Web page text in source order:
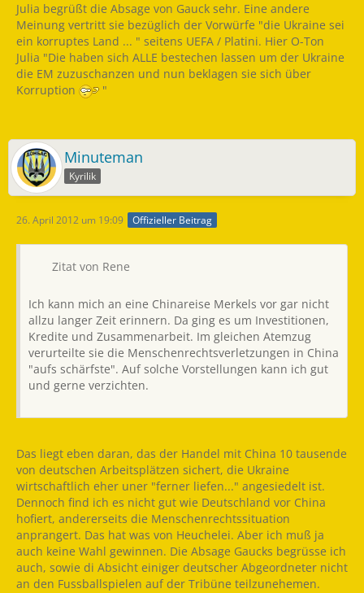
Julia begrüßt die Absage von Gauck sehr. Eine andere
Meinung vertritt sie bezüglich der Vorwürfe "die Ukraine sei
ein korruptes Land ... " seitens UEFA / Platini. Hier O-Ton
Julia "Die haben sich ALLE bestechen lassen um der Ukraine
die EM zuzuschanzen und nun beklagen sie sich über
Korruption
"
Minuteman
Kyrilik
26. April 2012 um 19:09 Offizieller Beitrag
Zitat von Rene
Ich kann mich an eine Chinareise Merkels vor gar nicht
allzu langer Zeit erinnern. Da ging es um Investitionen,
Kredite und Zusammenarbeit. Im gleichen Atemzug
verurteilte sie die Menschenrechtsverletzungen in China
"aufs schärfste". Auf solche Vorstellungen kann ich gut
und gerne verzichten.
Das liegt eben daran, das der Handel mit China 10 tausende
von deutschen Arbeitsplätzen sichert, die Ukraine
wirtschaftlich eher uner "ferner liefen..." angesiedelt ist.
Dennoch find ich es nicht gut wie Deutschland vor China
hofiert, andererseits die Menschenrechtssituation
anprangert. Das hat was von Heuchelei. Aber ich muß ja
auch keine Wahl gewinnen. Die Absage Gaucks begrüsse ich
auch, sowie di Absicht einiger deutscher Abgeordneter nicht
an den Fussballspielen auf der Tribüne teilzunehemen.